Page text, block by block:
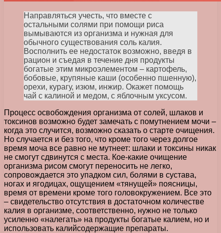
Направляться учесть, что вместе с
остальными солями при помощи риса
вымываются из организма и нужная для
обычного существования соль калия.
Восполнить ее недостаток возможно, введя в
рацион и съедая в течение дня продукты
богатые этим микроэлементом – картофель,
бобовые, крупяные каши (особенно пшенную),
орехи, курагу, изюм, инжир. Окажет помощь
чай с калиной и медом, с яблочным уксусом.
Процесс освобождения организма от солей, шлаков и
токсинов возможно будет замечать с помутнением мочи –
когда это случится, возможно сказать о старте очищения.
Но случается и без того, что кроме того через долгое
время моча все равно не мутнеет: шлаки и токсины никак
не смогут сдвинутся с места. Кое-какие очищение
организма рисом смогут переносить не легко,
сопровождается это упадком сил, болями в сустава,
ногах и ягодицах, ощущением «тянущей» поясницы,
время от времени кроме того головокружением. Все это
– свидетельство отсутствия в достаточном количестве
калия в организме, соответственно, нужно не только
усиленно «налегать» на продукты богатые калием, но и
использовать калийсодержащие препараты.